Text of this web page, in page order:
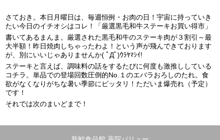
さておき。本日月曜日は、毎週恒例・お肉の日！宇宙に持っていき
たい今日のイチオシはコレ！「厳選黒毛和牛ステーキお買い得市」
書いてあるまんま。厳選された黒毛和牛のステーキ肉が３割引～最
大半額！昨日焼肉しちゃったわよ！という声が飛んできております
が、別にいいじゃありませんか( ﾟДﾟ)ｳﾗﾔﾏｼｲ!
ステーキと言えば、調味料の話をするたびに何度も激推ししている
コチラ。単品での登場回数圧倒的No.１のエバラおろしのたれ。食
欲がなくなりがちな暑い季節にピッタリ！ただいま爆売れ（予定）
です！
それでは次のまいどまで！